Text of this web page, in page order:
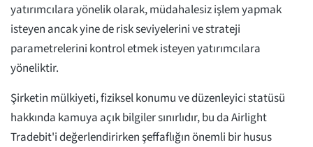
yatırımcılara yönelik olarak, müdahalesiz işlem yapmak
isteyen ancak yine de risk seviyelerini ve strateji
parametrelerini kontrol etmek isteyen yatırımcılara
yöneliktir.
Şirketin mülkiyeti, fiziksel konumu ve düzenleyici statüsü
hakkında kamuya açık bilgiler sınırlıdır, bu da Airlight
Tradebit'i değerlendirirken şeffaflığın önemli bir husus